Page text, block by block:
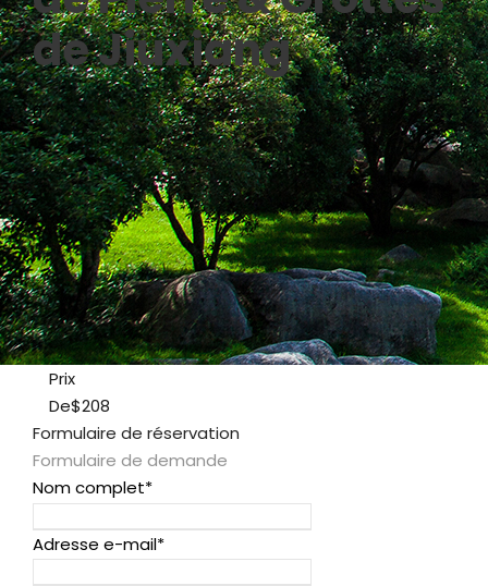
de Jiuxiang
0
Prix
De$208
Formulaire de réservation
Formulaire de demande
Nom complet*
Adresse e-mail*